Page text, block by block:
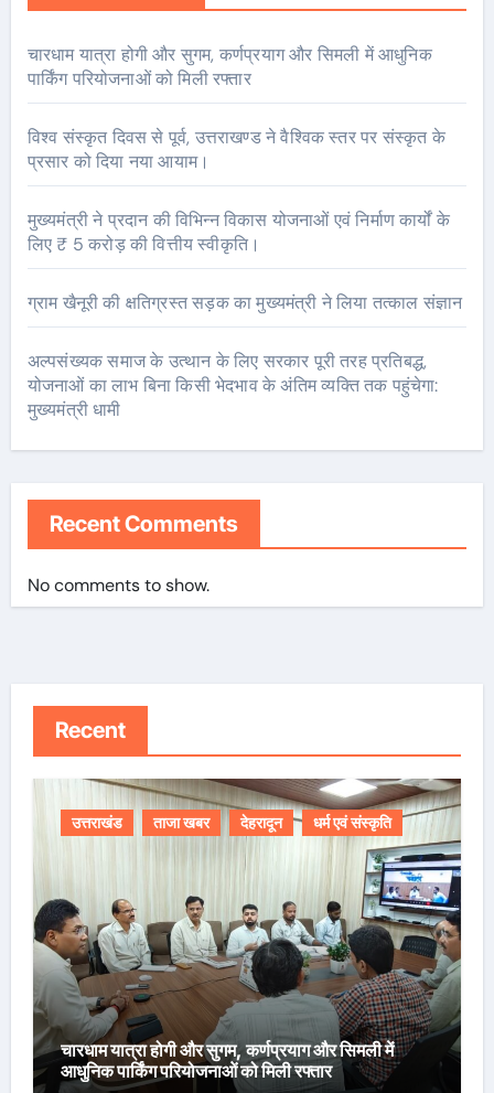
चारधाम यात्रा होगी और सुगम, कर्णप्रयाग और सिमली में आधुनिक
पार्किंग परियोजनाओं को मिली रफ्तार
विश्व संस्कृत दिवस से पूर्व, उत्तराखण्ड ने वैश्विक स्तर पर संस्कृत के
प्रसार को दिया नया आयाम।
मुख्यमंत्री ने प्रदान की विभिन्न विकास योजनाओं एवं निर्माण कार्यों के
लिए ₹ 5 करोड़ की वित्तीय स्वीकृति।
ग्राम खैनूरी की क्षतिग्रस्त सड़क का मुख्यमंत्री ने लिया तत्काल संज्ञान
अल्पसंख्यक समाज के उत्थान के लिए सरकार पूरी तरह प्रतिबद्ध,
योजनाओं का लाभ बिना किसी भेदभाव के अंतिम व्यक्ति तक पहुंचेगा:
मुख्यमंत्री धामी
Recent Comments
No comments to show.
Recent
उत्तराखंड ताजा खबर देहरादून धर्म एवं संस्कृति
चारधाम यात्रा होगी और सुगम, कर्णप्रयाग और सिमली में
आधुनिक पार्किंग परियोजनाओं को मिली रफ्तार